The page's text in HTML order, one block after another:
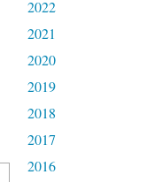
2022
2021
2020
2019
2018
2017
2016